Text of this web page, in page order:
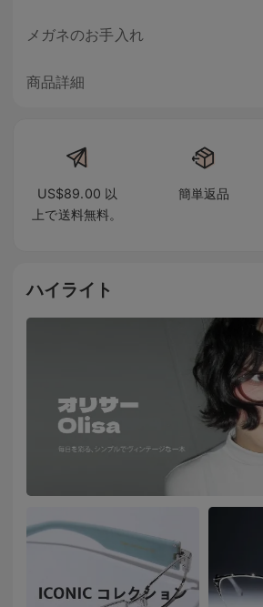
メガネのお手入れ
商品詳細
US$89.00 以
上で送料無料。
簡単返品
ハイライト